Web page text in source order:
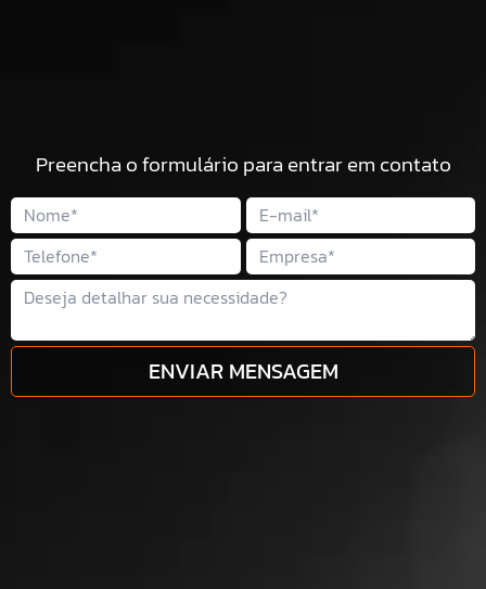
Preencha o formulário para entrar em contato
ENVIAR MENSAGEM